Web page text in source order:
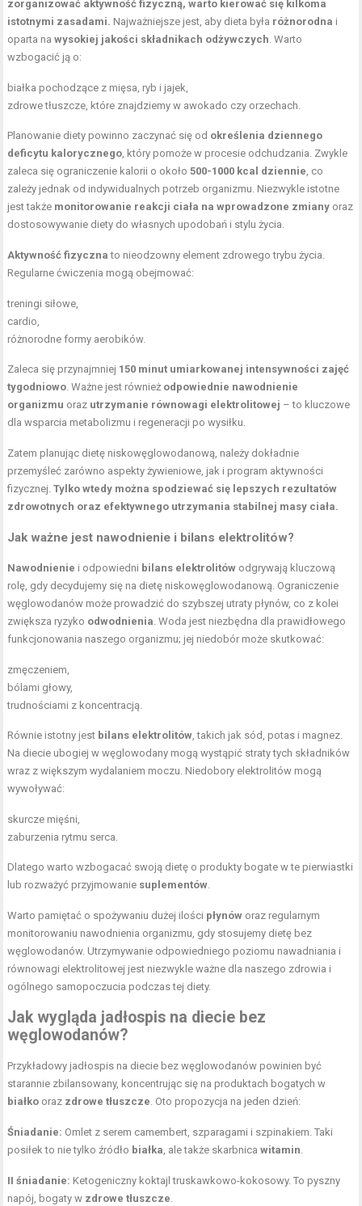
zorganizować aktywność fizyczną, warto kierować się kilkoma
istotnymi zasadami. Najważniejsze jest, aby dieta była różnorodna i
oparta nawysokiej jakości składnikach odżywczych . Warto
wzbogacić ją o:
białka pochodzące z mięsa, ryb i jajek,
zdrowe tłuszcze, które znajdziemy w awokado czy orzechach.
Planowanie diety powinno zaczynać się od określenia dziennego
deficytu kalorycznego , który pomoże w procesie odchudzania. Zwykle
zaleca się ograniczenie kalorii o około500-1000 kcal dziennie , co
zależy jednak od indywidualnych potrzeb organizmu. Niezwykle istotne
jest także monitorowanie reakcji ciała na wprowadzone zmiany oraz
dostosowywanie diety do własnych upodobań i stylu życia.
Aktywność fizyczna to nieodzowny element zdrowego trybu życia.
Regularne ćwiczenia mogą obejmować:
treningi siłowe,
cardio,
różnorodne formy aerobików.
Zaleca się przynajmniej 150 minut umiarkowanej intensywności zajęć
tygodniowo . Ważne jest również odpowiednie nawodnienie
organizmu oraz utrzymanie równowagi elektrolitowej – to kluczowe
dla wsparcia metabolizmu i regeneracji po wysiłku.
Zatem planując dietę niskowęglowodanową, należy dokładnie
przemyśleć zarówno aspekty żywieniowe, jak i program aktywności
fizycznej.Tylko wtedy można spodziewać się lepszych rezultatów
zdrowotnych oraz efektywnego utrzymania stabilnej masy ciała.
Jak ważne jest nawodnienie i bilans elektrolitów?
Nawodnienie i odpowiedni bilans elektrolitów odgrywają kluczową
rolę, gdy decydujemy się na dietę niskowęglowodanową. Ograniczenie
węglowodanów może prowadzić do szybszej utraty płynów, co z kolei
zwiększa ryzyko odwodnienia . Woda jest niezbędna dla prawidłowego
funkcjonowania naszego organizmu; jej niedobór może skutkować:
zmęczeniem,
bólami głowy,
trudnościami z koncentracją.
Równie istotny jest bilans elektrolitów , takich jak sód, potas i magnez.
Na diecie ubogiej w węglowodany mogą wystąpić straty tych składników
wraz z większym wydalaniem moczu. Niedobory elektrolitów mogą
wywoływać:
skurcze mięśni,
zaburzenia rytmu serca.
Dlatego warto wzbogacać swoją dietę o produkty bogate w te pierwiastki
lub rozważyć przyjmowanie suplementów
Warto pamiętać o spożywaniu dużej ilości płynów oraz regularnym
monitorowaniu nawodnienia organizmu, gdy stosujemy dietę bez
węglowodanów. Utrzymywanie odpowiedniego poziomu nawadniania i
równowagi elektrolitowej jest niezwykle ważne dla naszego zdrowia i
ogólnego samopoczucia podczas tej diety.
Jak wygląda jadłospis na diecie bez
węglowodanów?
Przykładowy jadłospis na diecie bez węglowodanów powinien być
starannie zbilansowany, koncentrując się na produktach bogatych w
białko oraz zdrowe tłuszcze . Oto propozycja na jeden dzień:
Śniadanie: Omlet z serem camembert, szparagami i szpinakiem. Taki
posiłek to nie tylko źródło białka , ale także skarbnicawitamin
II śniadanie: Ketogeniczny koktajl truskawkowo-kokosowy. To pyszny
napój, bogaty w zdrowe tłuszcze